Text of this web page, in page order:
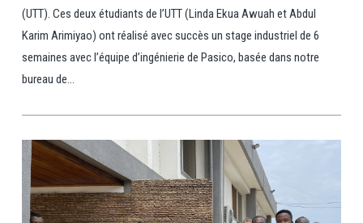
(UTT). Ces deux étudiants de l’UTT (Linda Ekua Awuah et Abdul
Karim Arimiyao) ont réalisé avec succès un stage industriel de 6
semaines avec l’équipe d’ingénierie de Pasico, basée dans notre
bureau de...